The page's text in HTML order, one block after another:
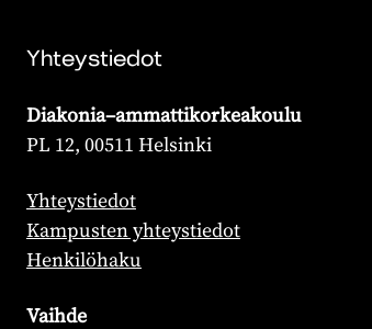
Yhteystiedot
Diakonia–ammattikorkeakoulu
PL 12, 00511 Helsinki
Yhteystiedot
Kampusten yhteystiedot
Henkilöhaku
Vaihde